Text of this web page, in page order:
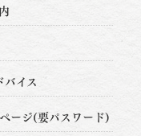
イス
ージ(要パスワード)